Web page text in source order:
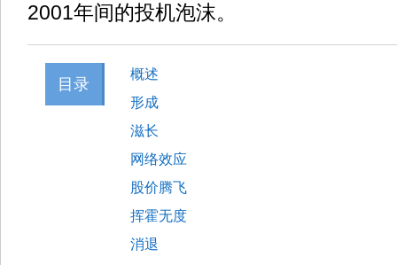
2001年间的投机泡沫。
目录
概述
形成
滋长
网络效应
股价腾飞
挥霍无度
消退